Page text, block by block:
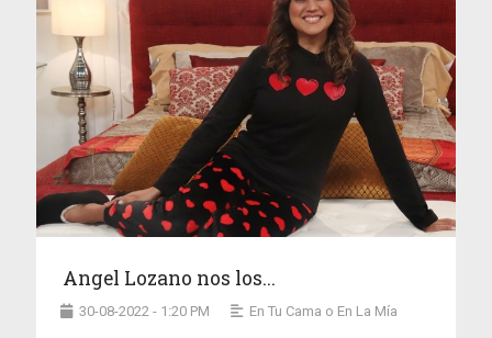
Angel Lozano nos los...
30-08-2022 - 1:20 PM En Tu Cama o En La Mía